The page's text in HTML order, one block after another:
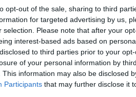
opt-out of the sale, sharing to third
for targeted advertising by us,
selection. Please note that after your
interest-based ads based on
to third parties prior to your
of your personal information by
This information may also be disclosed
Participants that may further disclose it
δεν τον έχω
Poland Eurovision Singer
πιο αμήχανη στιγμή της
Η δημοσιογράφος τη